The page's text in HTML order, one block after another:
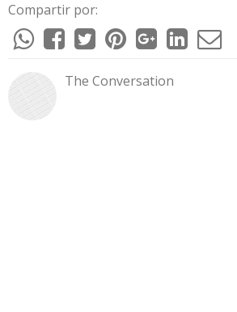
Compartir por:
The Conversation